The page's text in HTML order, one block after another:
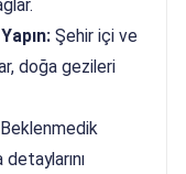
Şehir içi ve
doğa gezileri